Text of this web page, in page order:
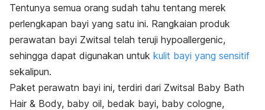
Tentunya semua orang sudah tahu tentang merek
perlengkapan bayi yang satu ini. Rangkaian produk
perawatan bayi Zwitsal telah teruji hypoallergenic,
sehingga dapat digunakan untuk kulit bayi yang sensitif
sekalipun.
Paket perawatn bayi ini, terdiri dari Zwitsal Baby Bath
Hair & Body, baby oil, bedak bayi, baby cologne,